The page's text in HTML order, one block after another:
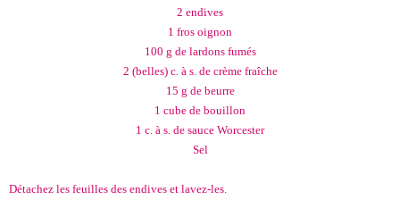
2 endives
1 fros oignon
100 g de lardons fumés
2 (belles) c. à s. de crème fraîche
15 g de beurre
1 cube de bouillon
1 c. à s. de sauce Worcester
Sel
Détachez les feuilles des endives et lavez-les.